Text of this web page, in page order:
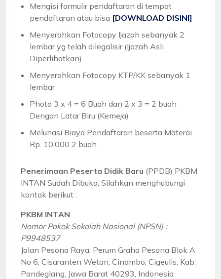
Mengisi formulir pendaftaran di tempat
pendaftaran atau bisa [DOWNLOAD DISINI]
Menyerahkan Fotocopy Ijazah sebanyak 2
lembar yg telah dilegalisir (Ijazah Asli
Diperlihatkan)
Menyerahkan Fotocopy KTP/KK sebanyak 1
lembar
Photo 3 x 4 = 6 Buah dan 2 x 3 = 2 buah
Dengan Latar Biru (Kemeja)
Melunasi Biaya Pendaftaran beserta Materai
Rp. 10.000 2 buah
Penerimaan Peserta Didik Baru (PPDB) PKBM
INTAN Sudah Dibuka, Silahkan menghubungi
kontak berikut :
PKBM INTAN
Nomor Pokok Sekolah Nasional (NPSN) :
P9948537
Jalan Pesona Raya, Perum Graha Pesona Blok A
No 6, Cisaranten Wetan, Cinambo, Cigeulis, Kab.
Pandeglang, Jawa Barat 40293, Indonesia